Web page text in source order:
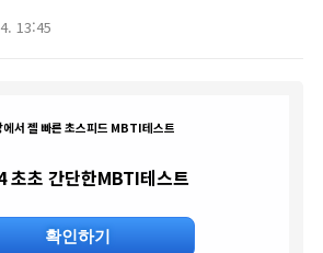
13:45
에서 젤 빠른 초스피드 MBTI테스트
초초 간단한MBTI테스트
확인하기